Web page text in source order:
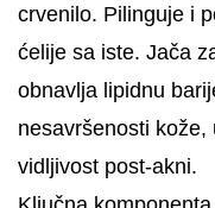
crvenilo. Pilinguje i
ćelije sa iste. Jača
obnavlja lipidnu
nesavršenosti
vidljivost post-akni.